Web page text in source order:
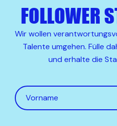
FOLLOWER
Wir wollen
Talente umgehen. Fülle
und erhalte die